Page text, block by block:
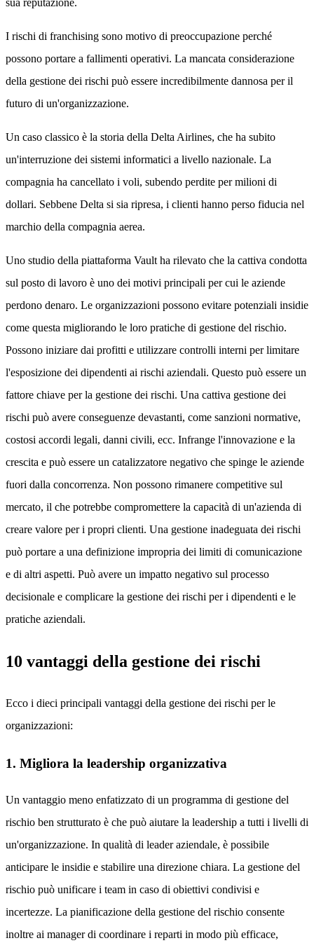
sua reputazione.
I rischi di franchising sono motivo di preoccupazione perché
possono portare a fallimenti operativi. La mancata considerazione
della gestione dei rischi può essere incredibilmente dannosa per il
futuro di un'organizzazione.
Un caso classico è la storia della Delta Airlines, che ha subito
un'interruzione dei sistemi informatici a livello nazionale. La
compagnia ha cancellato i voli, subendo perdite per milioni di
dollari. Sebbene Delta si sia ripresa, i clienti hanno perso fiducia nel
marchio della compagnia aerea.
Uno studio della piattaforma Vault ha rilevato che la cattiva condotta
sul posto di lavoro è uno dei motivi principali per cui le aziende
perdono denaro. Le organizzazioni possono evitare potenziali insidie
come questa migliorando le loro pratiche di gestione del rischio.
Possono iniziare dai profitti e utilizzare controlli interni per limitare
l'esposizione dei dipendenti ai rischi aziendali. Questo può essere un
fattore chiave per la gestione dei rischi. Una cattiva gestione dei
rischi può avere conseguenze devastanti, come sanzioni normative,
costosi accordi legali, danni civili, ecc. Infrange l'innovazione e la
crescita e può essere un catalizzatore negativo che spinge le aziende
fuori dalla concorrenza. Non possono rimanere competitive sul
mercato, il che potrebbe compromettere la capacità di un'azienda di
creare valore per i propri clienti. Una gestione inadeguata dei rischi
può portare a una definizione impropria dei limiti di comunicazione
e di altri aspetti. Può avere un impatto negativo sul processo
decisionale e complicare la gestione dei rischi per i dipendenti e le
pratiche aziendali.
10 vantaggi della gestione dei rischi
Ecco i dieci principali vantaggi della gestione dei rischi per le
organizzazioni:
1. Migliora la leadership organizzativa
Un vantaggio meno enfatizzato di un programma di gestione del
rischio ben strutturato è che può aiutare la leadership a tutti i livelli di
un'organizzazione. In qualità di leader aziendale, è possibile
anticipare le insidie e stabilire una direzione chiara. La gestione del
rischio può unificare i team in caso di obiettivi condivisi e
incertezze. La pianificazione della gestione del rischio consente
inoltre ai manager di coordinare i reparti in modo più efficace,